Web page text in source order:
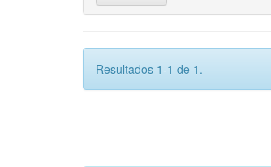
Resultados 1-1 de 1.